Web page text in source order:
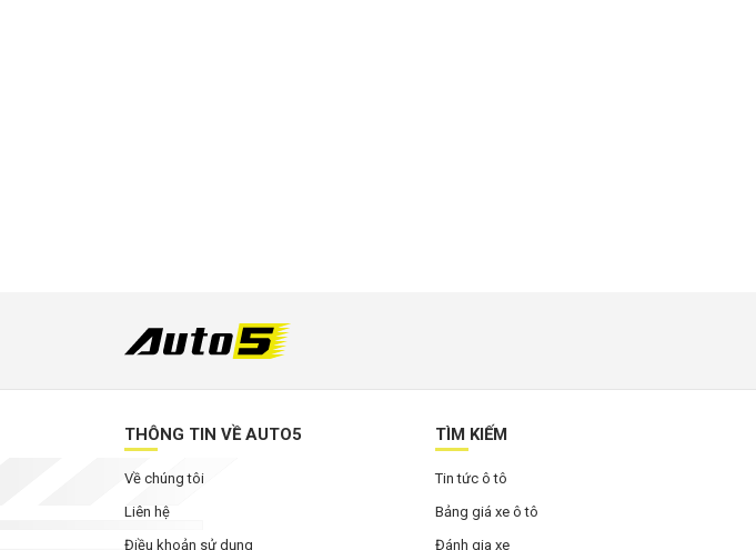
THÔNG TIN VỀ AUTO5
Về chúng tôi
Liên hệ
Điều khoản sử dụng
TÌM KIẾM
Tin tức ô tô
Bảng giá xe ô tô
Đánh gia xe